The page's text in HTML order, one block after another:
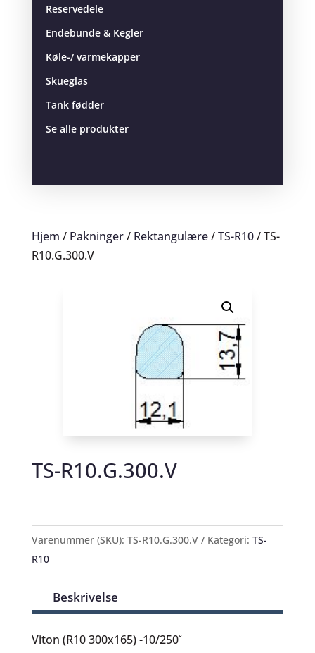
Reservedele
Endebunde & Kegler
Køle-/ varmekapper
Skueglas
Tank fødder
Se alle produkter
Hjem / Pakninger/ Rektangulære/TS-R10/ TS-
R10.G.300.V
TS-R10.G.300.V
Varenummer (SKU): TS-R10.G.300.V Kategori: TS-
R10
Beskrivelse
Viton (R10 300x165) -10/250˚